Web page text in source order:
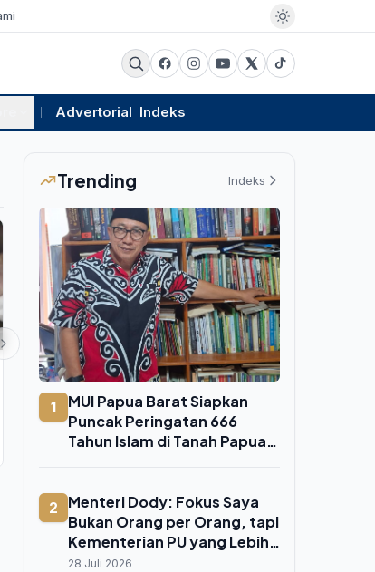
Advertorial Indeks
PEMERINTAHAN
Kejagung Periksa Eks Jampidsus
Febrie Adriansyah di Rutan KPK
sebagai Tersangka TPPU
Trending Indeks
1
MUI Papua Barat Siapkan
Puncak Peringatan 666
Tahun Islam di Tanah Papua
2
Menteri Dody: Fokus Saya
Bukan Orang per Orang, tapi
Kementerian PU yang Lebih
Kokoh
28 Juli 2026